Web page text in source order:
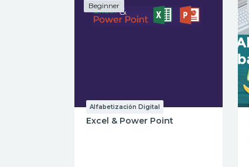
Beginner
Alfabetización Digital
Excel & Power Point